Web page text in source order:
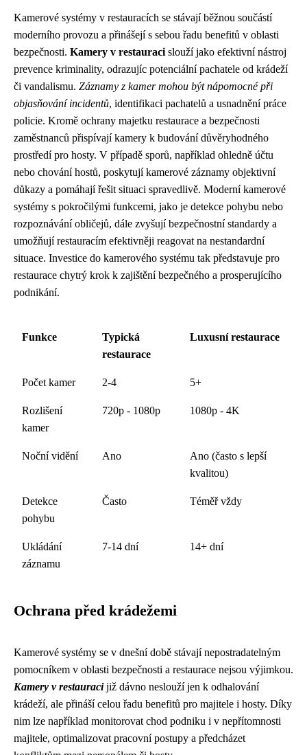
Kamerové systémy v restauracích se stávají běžnou součástí
moderního provozu a přinášejí s sebou řadu benefitů v oblasti
bezpečnosti. Kamery v restauraci slouží jako efektivní nástroj
prevence kriminality, odrazujíc potenciální pachatele od krádeží
či vandalismu. Záznamy z kamer mohou být nápomocné při
objasňování incidentů, identifikaci pachatelů a usnadnění práce
policie. Kromě ochrany majetku restaurace a bezpečnosti
zaměstnanců přispívají kamery k budování důvěryhodného
prostředí pro hosty. V případě sporů, například ohledně účtu
nebo chování hostů, poskytují kamerové záznamy objektivní
důkazy a pomáhají řešit situaci spravedlivě. Moderní kamerové
systémy s pokročilými funkcemi, jako je detekce pohybu nebo
rozpoznávání obličejů, dále zvyšují bezpečnostní standardy a
umožňují restauracím efektivněji reagovat na nestandardní
situace. Investice do kamerového systému tak představuje pro
restaurace chytrý krok k zajištění bezpečného a prosperujícího
podnikání.
Funkce
Typická
restaurace
Luxusní restaurace
Počet kamer 2-4 5+
Rozlišení
kamer
720p - 1080p 1080p - 4K
Noční vidění Ano
Ano (často s lepší
kvalitou)
Detekce
pohybu
Často Téměř vždy
Ukládání
záznamu
7-14 dní 14+ dní
Ochrana před krádežemi
Kamerové systémy se v dnešní době stávají nepostradatelným
pomocníkem v oblasti bezpečnosti a restaurace nejsou výjimkou.
Kamery v restauracijiž dávno neslouží jen k odhalování
krádeží, ale přináší celou řadu benefitů pro majitele i hosty. Díky
nim lze například monitorovat chod podniku i v nepřítomnosti
majitele, optimalizovat pracovní postupy a předcházet